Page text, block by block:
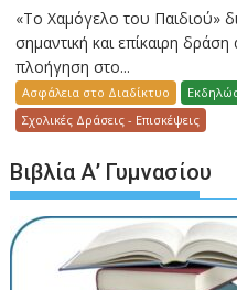
«Το Χαμόγελο του Παιδιού»
σημαντική και επίκαιρη
πλοήγηση στο...
Ασφάλεια στο Διαδίκτυο
Σχολικές Δράσεις - Επισκέψεις
Βιβλία Α’ Γυμνασίου